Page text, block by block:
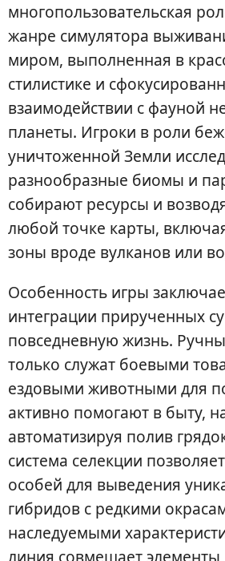
многопользовательская
жанре симулятора
миром, выполненная в
стилистике и
взаимодействии с фауной
планеты. Игроки в роли
уничтоженной Земли
разнообразные биомы и
собирают ресурсы и
любой точке карты,
зоны вроде вулканов или
Особенность игры
интеграции прирученных
повседневную жизнь.
только служат боевыми
ездовыми животными для
активно помогают в быту,
автоматизируя полив
система селекции
особей для выведения
гибридов с редкими
наследуемыми
линия совмещает элементы